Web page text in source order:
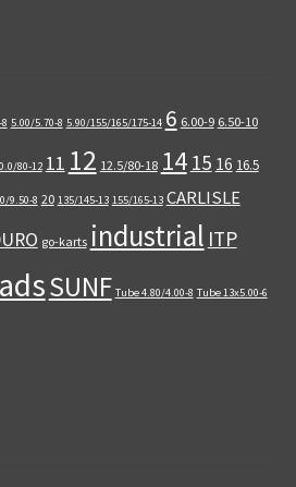
5.00/5.70-8 5.90/155/165/175-14 6 6.00-9 6.50-10
80-12 11 12 12.5/80-18 14 15 16 16.5
9.50-8 20 135/145-13 155/165-13 CARLISLE
go-karts industrial ITP
SUNF Tube 4.80/4.00-8 Tube 13x5.00-6